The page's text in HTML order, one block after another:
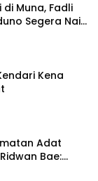
Muna, Fadli
Segera Naik
Kena
Adat
Bae:
Pantas!